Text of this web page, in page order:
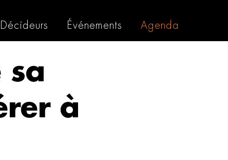
Décideurs Événements Agenda
sa
à